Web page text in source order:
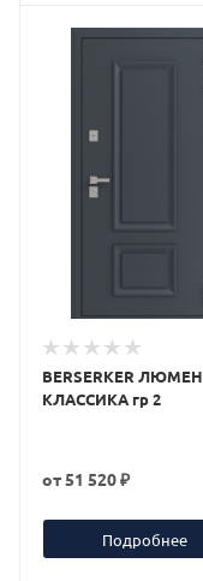
BERSERKER ЛЮМЕН
КЛАССИКА гр 2
от51 520 ₽
Подробнее